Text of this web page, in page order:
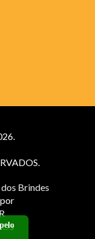
Brindes